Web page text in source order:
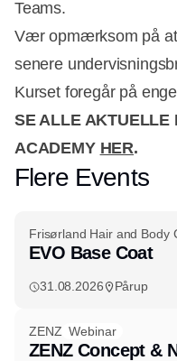
Teams.
Vær opmærksom på at
senere
Kurset foregår på
SE ALLE AKTUELLE
ACADEMY HER.
Flere Events
Frisørland Hair and Body
EVO Base Coat
31.08.2026 Pårup
ZENZ Webinar
ZENZ Concept &